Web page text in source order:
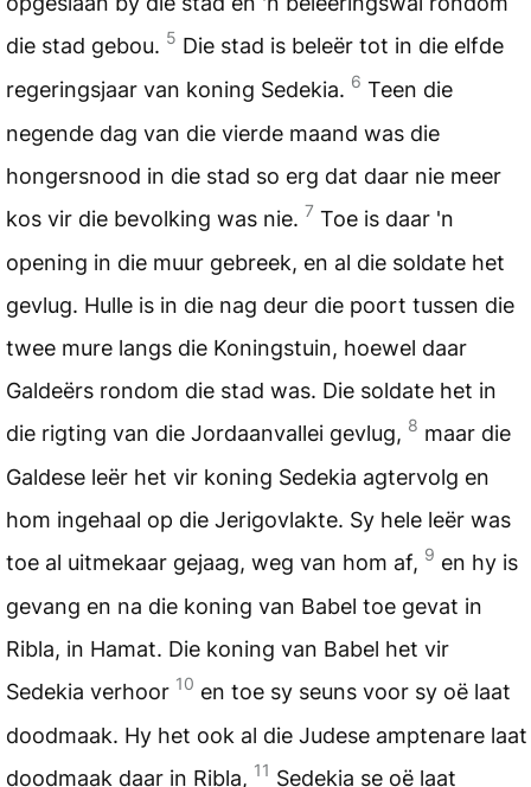
die stad gebou. 5 Die stad is beleër tot in die elfde
regeringsjaar van koning Sedekia. 6 Teen die
negende dag van die vierde maand was die
hongersnood in die stad so erg dat daar nie meer
kos vir die bevolking was nie. 7 Toe is daar 'n
opening in die muur gebreek, en al die soldate het
gevlug. Hulle is in die nag deur die poort tussen die
twee mure langs die Koningstuin, hoewel daar
Galdeërs rondom die stad was. Die soldate het in
die rigting van die Jordaanvallei gevlug, 8 maar die
Galdese leër het vir koning Sedekia agtervolg en
hom ingehaal op die Jerigovlakte. Sy hele leër was
toe al uitmekaar gejaag, weg van hom af, 9 en hy is
gevang en na die koning van Babel toe gevat in
Ribla, in Hamat. Die koning van Babel het vir
Sedekia verhoor 10 en toe sy seuns voor sy oë laat
doodmaak. Hy het ook al die Judese amptenare laat
doodmaak daar in Ribla, 11 Sedekia se oë laat